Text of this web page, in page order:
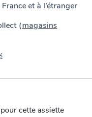
et à l’étranger
(magasins
cette assiette